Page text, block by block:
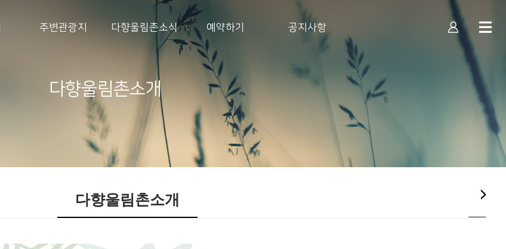
주변관광지 다향울림촌소식 예약하기 공지사항
다향울림촌소개
다향울림촌소개